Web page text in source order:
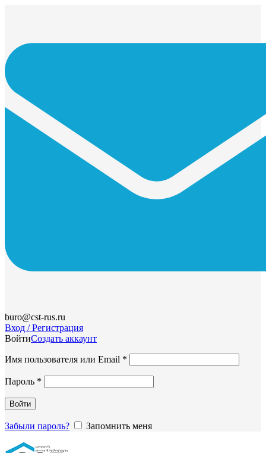
buro@cst-rus.ru
Вход / Регистрация
ВойтиСоздать аккаунт
Имя пользователя или Email *
Пароль *
Войти
Забыли пароль? Запомнить меня